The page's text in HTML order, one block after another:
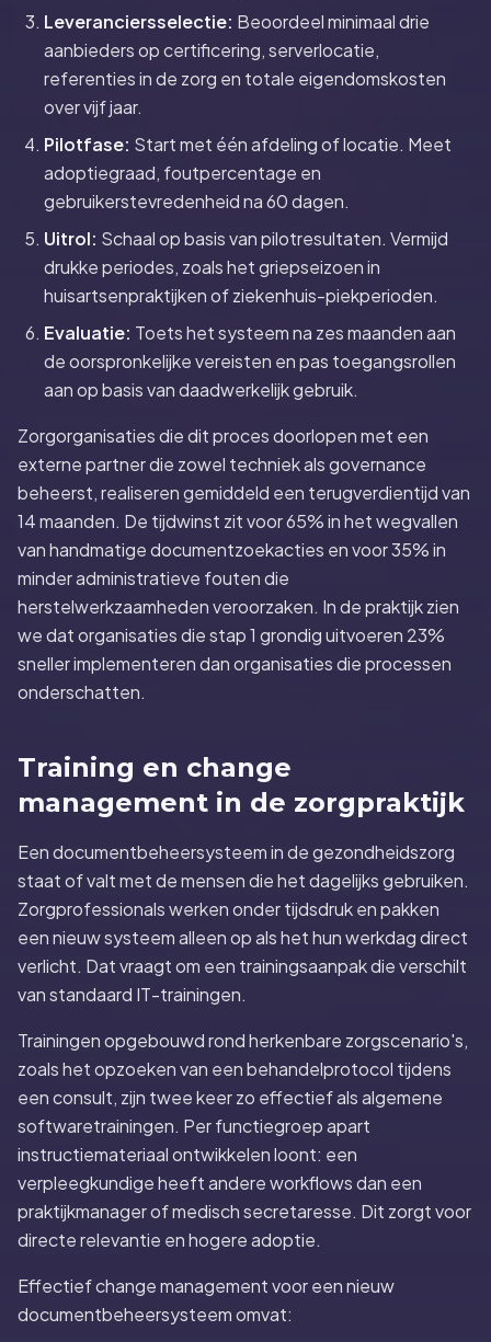
Leveranciersselectie: Beoordeel minimaal drie
aanbieders op certificering, serverlocatie,
referenties in de zorg en totale eigendomskosten
over vijf jaar.
Pilotfase: Start met één afdeling of locatie. Meet
adoptiegraad, foutpercentage en
gebruikerstevredenheid na 60 dagen.
Uitrol: Schaal op basis van pilotresultaten. Vermijd
drukke periodes, zoals het griepseizoen in
huisartsenpraktijken of ziekenhuis-piekperioden.
Evaluatie: Toets het systeem na zes maanden aan
de oorspronkelijke vereisten en pas toegangsrollen
aan op basis van daadwerkelijk gebruik.
Zorgorganisaties die dit proces doorlopen met een
externe partner die zowel techniek als governance
beheerst, realiseren gemiddeld een terugverdientijd van
14 maanden. De tijdwinst zit voor 65% in het wegvallen
van handmatige documentzoekacties en voor 35% in
minder administratieve fouten die
herstelwerkzaamheden veroorzaken. In de praktijk zien
we dat organisaties die stap 1 grondig uitvoeren 23%
sneller implementeren dan organisaties die processen
onderschatten.
Training en change
management in de zorgpraktijk
Een documentbeheersysteem in de gezondheidszorg
staat of valt met de mensen die het dagelijks gebruiken.
Zorgprofessionals werken onder tijdsdruk en pakken
een nieuw systeem alleen op als het hun werkdag direct
verlicht. Dat vraagt om een trainingsaanpak die verschilt
van standaard IT-trainingen.
Trainingen opgebouwd rond herkenbare zorgscenario's,
zoals het opzoeken van een behandelprotocol tijdens
een consult, zijn twee keer zo effectief als algemene
softwaretrainingen. Per functiegroep apart
instructiemateriaal ontwikkelen loont: een
verpleegkundige heeft andere workflows dan een
praktijkmanager of medisch secretaresse. Dit zorgt voor
directe relevantie en hogere adoptie.
Effectief change management voor een nieuw
documentbeheersysteem omvat: